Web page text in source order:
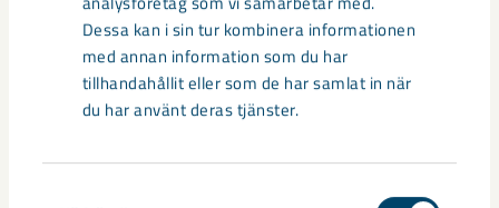
Dessa kan i sin tur kombinera informationen
med annan information som du har
tillhandahållit eller som de har samlat in när
du har använt deras tjänster.
centrum avvecklas under 2026